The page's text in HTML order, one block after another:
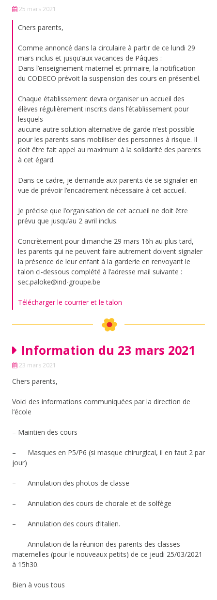
25 mars 2021
Chers parents,
Comme annoncé dans la circulaire à partir de ce lundi 29
mars inclus et jusqu’aux vacances de Pâques :
Dans l’enseignement maternel et primaire, la notification
du CODECO prévoit la suspension des cours en présentiel.
Chaque établissement devra organiser un accueil des
élèves régulièrement inscrits dans l’établissement pour
lesquels
aucune autre solution alternative de garde n’est possible
pour les parents sans mobiliser des personnes à risque. Il
doit être fait appel au maximum à la solidarité des parents
à cet égard.
Dans ce cadre, je demande aux parents de se signaler en
vue de prévoir l’encadrement nécessaire à cet accueil.
Je précise que l’organisation de cet accueil ne doit être
prévu que jusqu’au 2 avril inclus.
Concrètement pour dimanche 29 mars 16h au plus tard,
les parents qui ne peuvent faire autrement doivent signaler
la présence de leur enfant à la garderie en renvoyant le
talon ci-dessous complété à l’adresse mail suivante :
sec.paloke@ind-groupe.be
Télécharger le courrier et le talon
Information du 23 mars 2021
23 mars 2021
Chers parents,
Voici des informations communiquées par la direction de
l’école
– Maintien des cours
– Masques en P5/P6 (si masque chirurgical, il en faut 2 par
jour)
– Annulation des photos de classe
– Annulation des cours de chorale et de solfège
– Annulation des cours d’italien.
– Annulation de la réunion des parents des classes
maternelles (pour le nouveaux petits) de ce jeudi 25/03/2021
à 15h30.
Bien à vous tous